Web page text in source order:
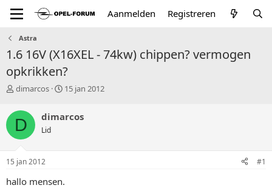
Aanmelden Registreren
Astra
1.6 16V (X16XEL - 74kw) chippen? vermogen
opkrikken?
T
p
i
c
s
a
dimarcos
S
r
a
15 jan 2012
D dimarcos
Lid
15 jan 2012 #1
hallo mensen.